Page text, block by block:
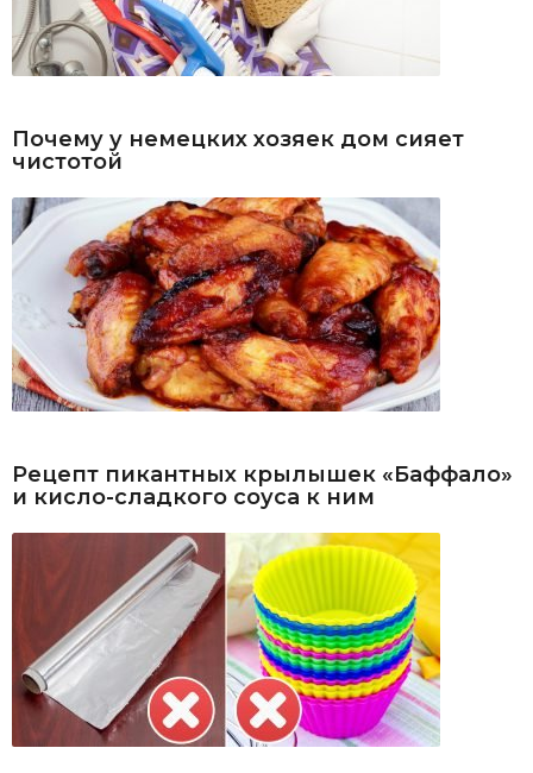
Почему у немецких хозяек дом сияет
чистотой
Рецепт пикантных крылышек «Баффало»
и кисло-сладкого соуса к ним